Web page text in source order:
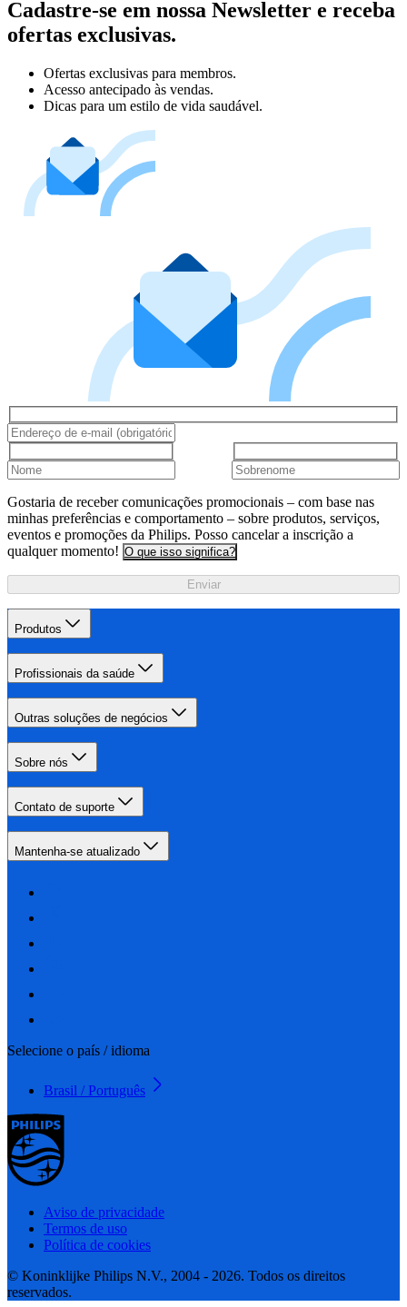
Cadastre-se em nossa Newsletter e receba
ofertas exclusivas.
Ofertas exclusivas para membros.
Acesso antecipado às vendas.
Dicas para um estilo de vida saudável.
Gostaria de receber comunicações promocionais – com base nas
minhas preferências e comportamento – sobre produtos, serviços,
eventos e promoções da Philips. Posso cancelar a inscrição a
qualquer momento! O que isso significa?
Enviar
Produtos
Profissionais da saúde
Outras soluções de negócios
Sobre nós
Contato de suporte
Mantenha-se atualizado
Selecione o país / idioma
Brasil / Português
Aviso de privacidade
Termos de uso
Política de cookies
© Koninklijke Philips N.V., 2004 - 2026. Todos os direitos
reservados.